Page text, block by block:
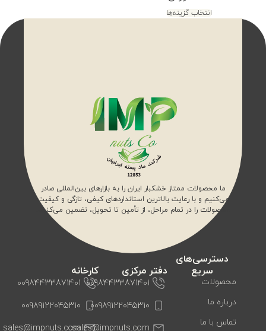
انتخاب گزینه‌ها
ما محصولات ممتاز خشکبار ایران را به بازارهای بین‌المللی صادر
می‌کنیم و با رعایت بالاترین استانداردهای کیفی، تازگی و کیفیت
محصولات را در تمام مراحل، از تأمین تا تحویل، تضمین می‌کنیم.
دسترسی‌های
سریع
محصولات
درباره ما
تماس با ما
دفتر مرکزی
00984433871401
00989122045310
sales@impnuts.com
کارخانه
00984433871401
00989122045310
sales@impnuts.com